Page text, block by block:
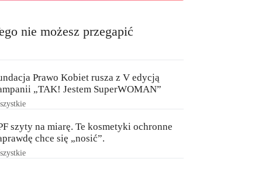
nie możesz przegapić
Prawo Kobiet rusza z V edycją
„TAK! Jestem SuperWOMAN”
szyty na miarę. Te kosmetyki ochronne
chce się „nosić”.